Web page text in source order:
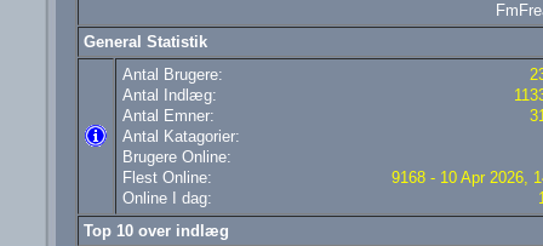
General Statistik
Antal Brugere:
Antal Indlæg:
Antal Emner:
Antal Katagorier:
Brugere Online:
Flest Online:
9168 - 10 Apr 2026,
Online I dag:
Top 10 over indlæg